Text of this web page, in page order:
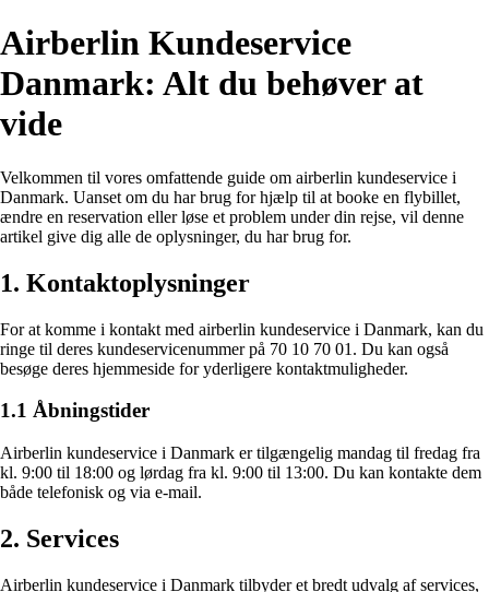
Airberlin Kundeservice
Danmark: Alt du behøver at
vide
Velkommen til vores omfattende guide om airberlin kundeservice i
Danmark. Uanset om du har brug for hjælp til at booke en flybillet,
ændre en reservation eller løse et problem under din rejse, vil denne
artikel give dig alle de oplysninger, du har brug for.
1. Kontaktoplysninger
For at komme i kontakt med airberlin kundeservice i Danmark, kan du
ringe til deres kundeservicenummer på 70 10 70 01. Du kan også
besøge deres hjemmeside for yderligere kontaktmuligheder.
1.1 Åbningstider
Airberlin kundeservice i Danmark er tilgængelig mandag til fredag fra
kl. 9:00 til 18:00 og lørdag fra kl. 9:00 til 13:00. Du kan kontakte dem
både telefonisk og via e-mail.
2. Services
Airberlin kundeservice i Danmark tilbyder et bredt udvalg af services,